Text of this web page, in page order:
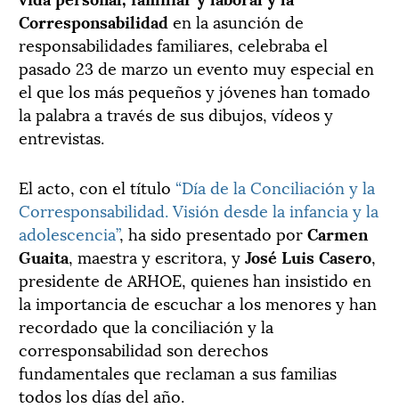
Corresponsabilidad en la asunción de
responsabilidades familiares, celebraba el
pasado 23 de marzo un evento muy especial en
el que los más pequeños y jóvenes han tomado
la palabra a través de sus dibujos, vídeos y
entrevistas.
El acto, con el título “Día de la Conciliación y la
Corresponsabilidad. Visión desde la infancia y la
adolescencia”, ha sido presentado porCarmen
Guaita, maestra y escritora, yJosé Luis Casero,
presidente de ARHOE, quienes han insistido en
la importancia de escuchar a los menores y han
recordado que la conciliación y la
corresponsabilidad son derechos
fundamentales que reclaman a sus familias
todos los días del año.